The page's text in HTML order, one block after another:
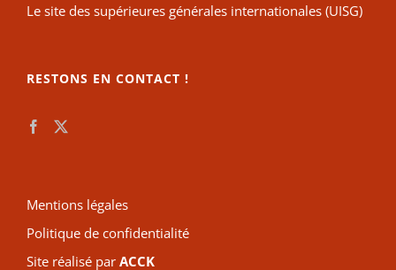
Le site des supérieures générales internationales (UISG)
RESTONS EN CONTACT !
Mentions légales
Politique de confidentialité
Site réalisé par ACCK